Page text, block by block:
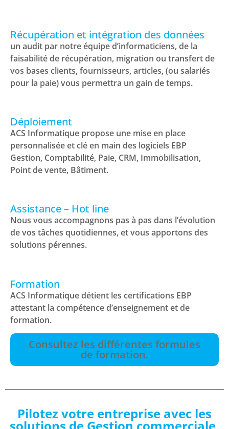
Récupération et intégration des données
un audit par notre équipe d’informaticiens, de la
faisabilité de récupération, migration ou transfert de
vos bases clients, fournisseurs, articles, (ou salariés
pour la paie) vous permettra un gain de temps.
Déploiement
ACS Informatique propose une mise en place
personnalisée et clé en main des logiciels EBP
Gestion, Comptabilité, Paie, CRM, Immobilisation,
Point de vente, Bâtiment.
Assistance – Hot line
Nous vous accompagnons pas à pas dans l’évolution
de vos tâches quotidiennes, et vous apportons des
solutions pérennes.
Formation
ACS Informatique détient les certifications EBP
attestant la compétence d’enseignement et de
formation.
Consultez les différentes formules
de formation.
Pilotez votre entreprise avec les